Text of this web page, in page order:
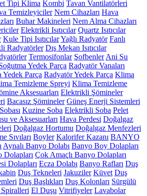
Tipi Klima Kombi Tavan Vantilatörleri
Temizleyiciler Nem Cihazları Hava
Buhar Makineleri Nem Alma Cihazları
Elektrikli Isıtıcılar Quartz Isıtıcılar
Kule Tipi IsıtıcılarYağlı Radyatör Fanlı
Radyatörler Dış Mekan Isıtıcılar
Termosifonlar Şofbenler Ani Su
Yedek Parça Radyatör Vanaları
Parça Radyatör Yedek Parça Klima
Temizleme Spreyi Klima Temizleme
Aksesuarları Elektrikli Şömineler
Bacasız Şömineler Güneş Enerji Sistemleri
Kuzine Soba Elektrikli Soba Pelet
ve Aksesuarları Hava Perdesi Doğalgaz
Doğalgaz Hortumu Doğalgaz Menfezleri
Sıvıları Boyler Kalorifer Kazanı BANYO
Aynalı Banyo Dolabı Banyo Boy Dolapları
Dolapları Çok Amaçlı Banyo Dolapları
Dolapları Ecza Dolabı Banyo Rafları Duş
Duş Tekneleri Jakuziler Küvet Duş
Duş Başlıkları Duş Kolonları Sürgülü
El Duşu Vitrifiyeler Lavabolar